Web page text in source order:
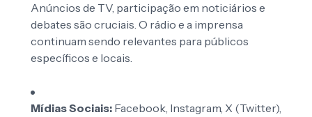
Anúncios de TV, participação em noticiários e
debates são cruciais. O rádio e a imprensa
continuam sendo relevantes para públicos
específicos e locais.
Mídias Sociais: Facebook, Instagram, X (Twitter),